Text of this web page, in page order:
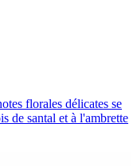
florales délicates se
de santal et à l'ambrette